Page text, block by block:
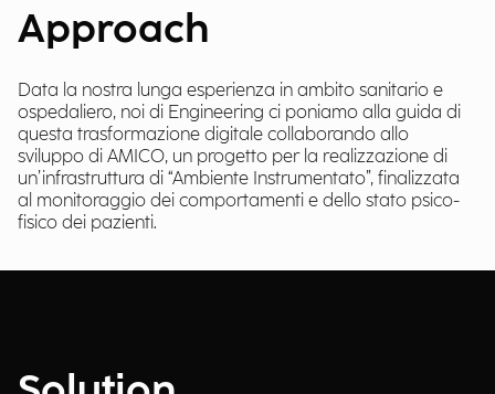
Approach
Data la nostra lunga esperienza in ambito sanitario e
ospedaliero, noi di Engineering ci poniamo alla guida di
questa trasformazione digitale collaborando allo
sviluppo di AMICO, un progetto per la realizzazione di
un’infrastruttura di “Ambiente Instrumentato”, finalizzata
al monitoraggio dei comportamenti e dello stato psico-
fisico dei pazienti.